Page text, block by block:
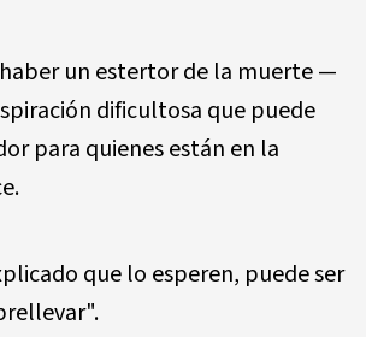
un estertor de la muerte —
dificultosa que puede
para quienes están en la
que lo esperen, puede ser